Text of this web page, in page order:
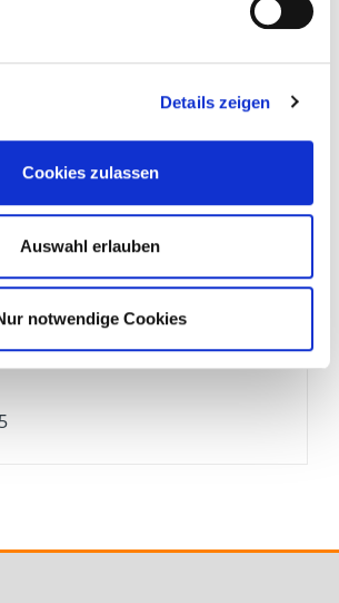
Details zeigen
Cookies zulassen
Auswahl erlauben
notwendige Cookies
mm TX 25 200 Pieces